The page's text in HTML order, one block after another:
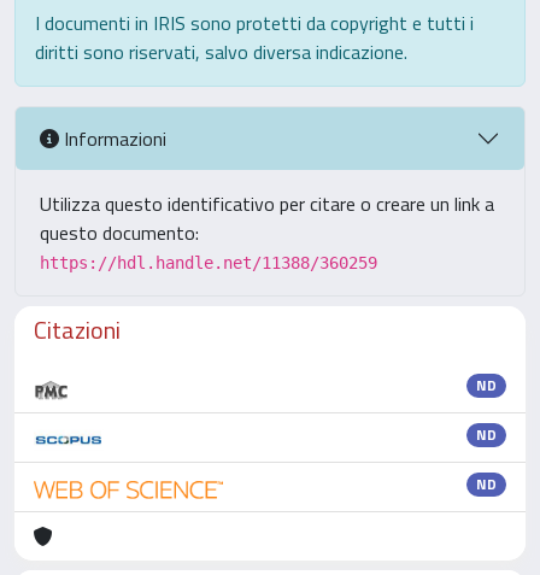
I documenti in IRIS sono protetti da copyright e tutti i
diritti sono riservati, salvo diversa indicazione.
Informazioni
Utilizza questo identificativo per citare o creare un link a
questo documento:
https://hdl.handle.net/11388/360259
Citazioni
ND
ND
ND